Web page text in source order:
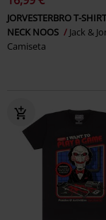
JORVESTERBRO T-
NECK NOOS
Jack &
Camiseta